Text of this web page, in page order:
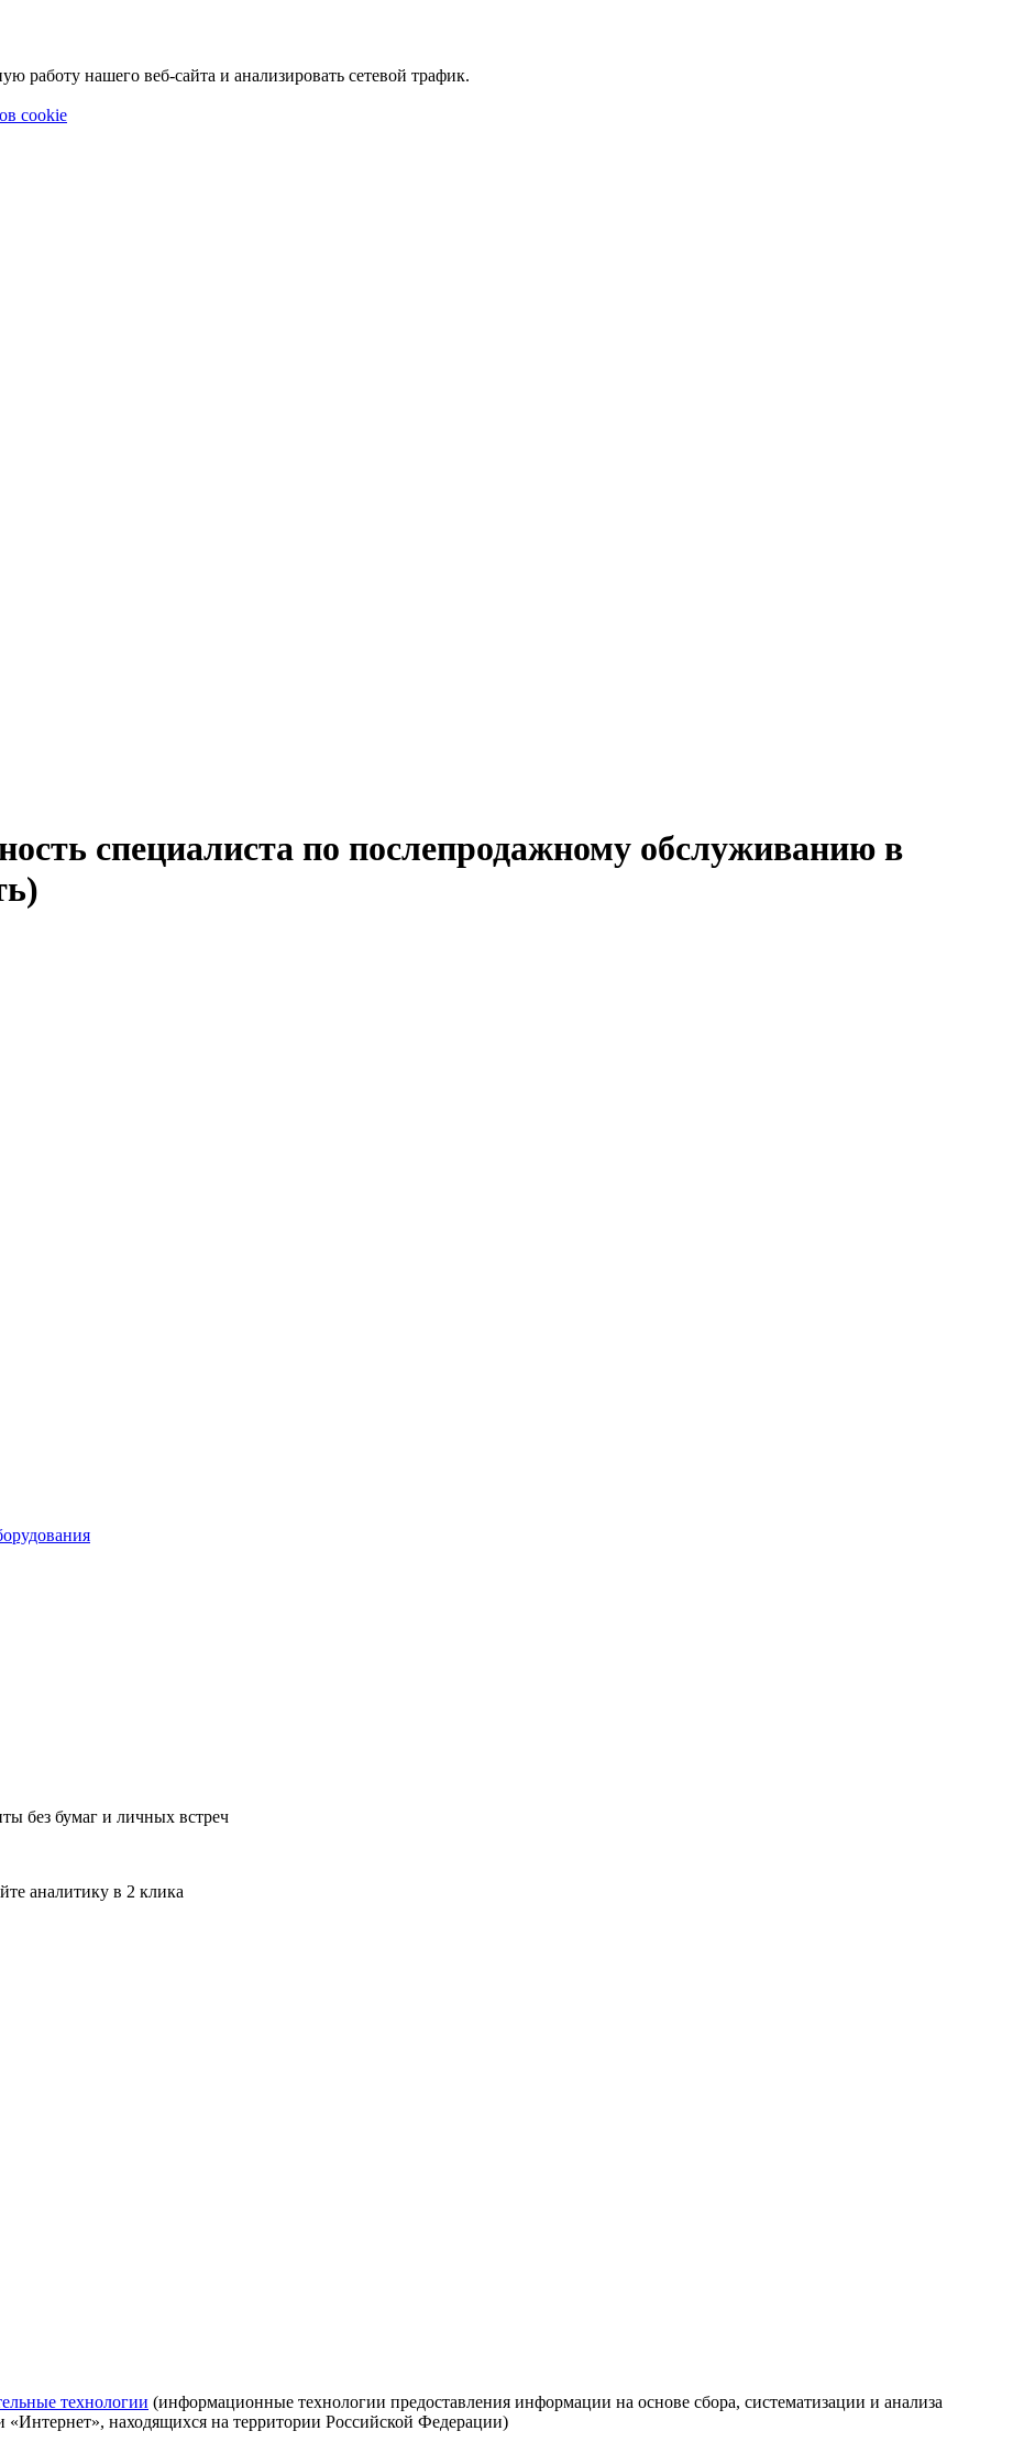
работу нашего веб-сайта и анализировать сетевой трафик.
cookie
специалиста по послепродажному обслуживанию в
без бумаг и личных встреч
аналитику в 2 клика
технологии (информационные технологии предоставления информации на основе сбора, систематизации и анализа
«Интернет», находящихся на территории Российской Федерации)